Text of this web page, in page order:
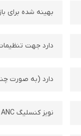
بهینه شده برای
دارد جهت
دارد (به صورت
نویز کنسلیگ ANC